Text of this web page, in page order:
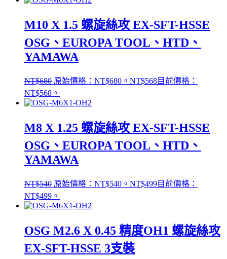
M10 X 1.5 螺旋絲攻 EX-SFT-HSSE
OSG、EUROPA TOOL、HTD、
YAMAWA
NT$680 原始價格：NT$680。 NT$568目前價格：
NT$568。
M8 X 1.25 螺旋絲攻 EX-SFT-HSSE
OSG、EUROPA TOOL、HTD、
YAMAWA
NT$540 原始價格：NT$540。 NT$499目前價格：
NT$499。
OSG M2.6 X 0.45 精度OH1 螺旋絲攻
EX-SFT-HSSE 3支裝